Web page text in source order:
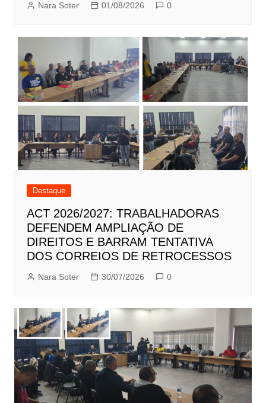
Nara Soter 01/08/2026 0
Destaque
ACT 2026/2027: TRABALHADORAS
DEFENDEM AMPLIAÇÃO DE
DIREITOS E BARRAM TENTATIVA
DOS CORREIOS DE RETROCESSOS
Nara Soter 30/07/2026 0